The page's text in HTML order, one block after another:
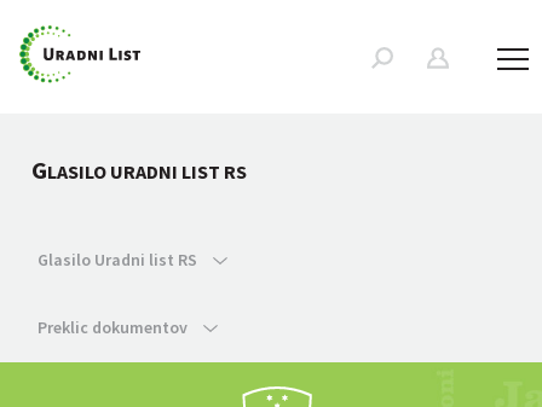
GLASILO URADNI LIST RS
Glasilo Uradni list RS
Preklic dokumentov